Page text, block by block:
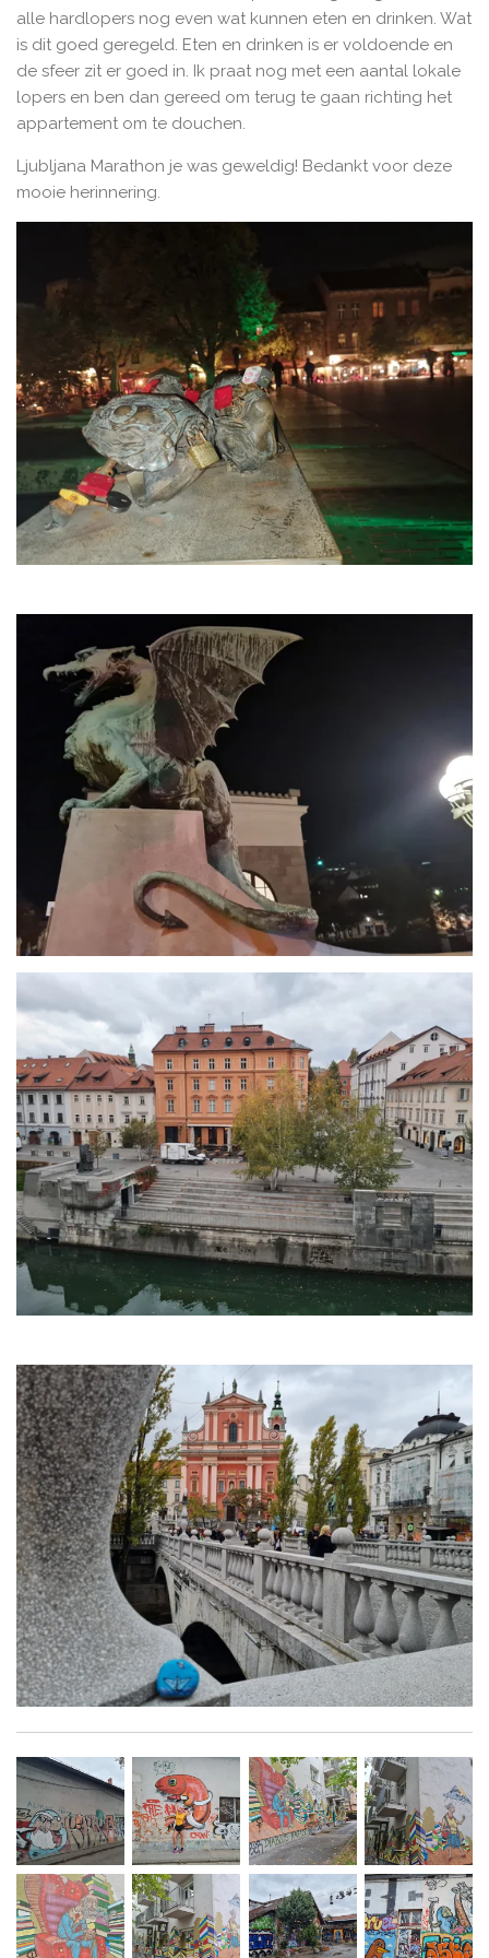
alle hardlopers nog even wat kunnen eten en drinken. Wat
is dit goed geregeld. Eten en drinken is er voldoende en
de sfeer zit er goed in. Ik praat nog met een aantal lokale
lopers en ben dan gereed om terug te gaan richting het
appartement om te douchen.
Ljubljana Marathon je was geweldig! Bedankt voor deze
mooie herinnering.